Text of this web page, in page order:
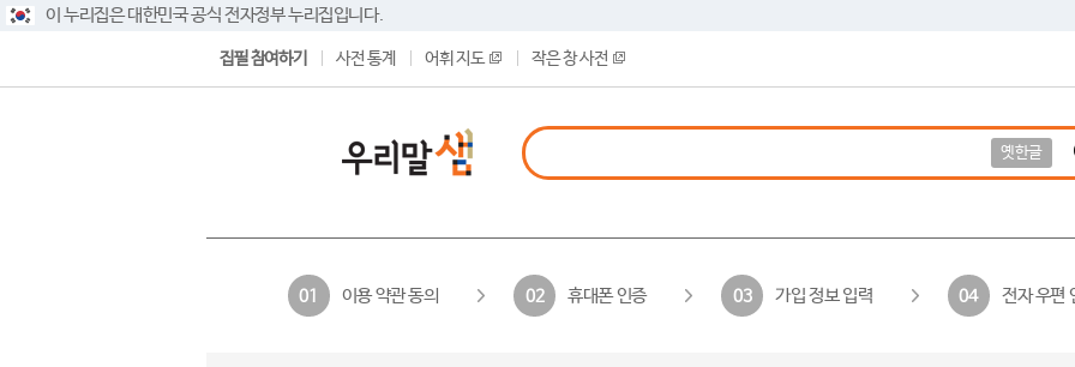
이 누리집은 대한민국 공식 전자정부 누리집입니다.
집필 참여하기 사전 통계 어휘 지도 작은 창 사전
옛한글
01 이용 약관 동의 02 휴대폰 인증 03 가입 정보 입력 04 전자 우편